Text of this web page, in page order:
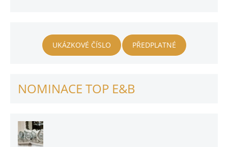
UKÁZKOVÉ ČÍSLO PŘEDPLATNÉ
NOMINACE TOP E&B